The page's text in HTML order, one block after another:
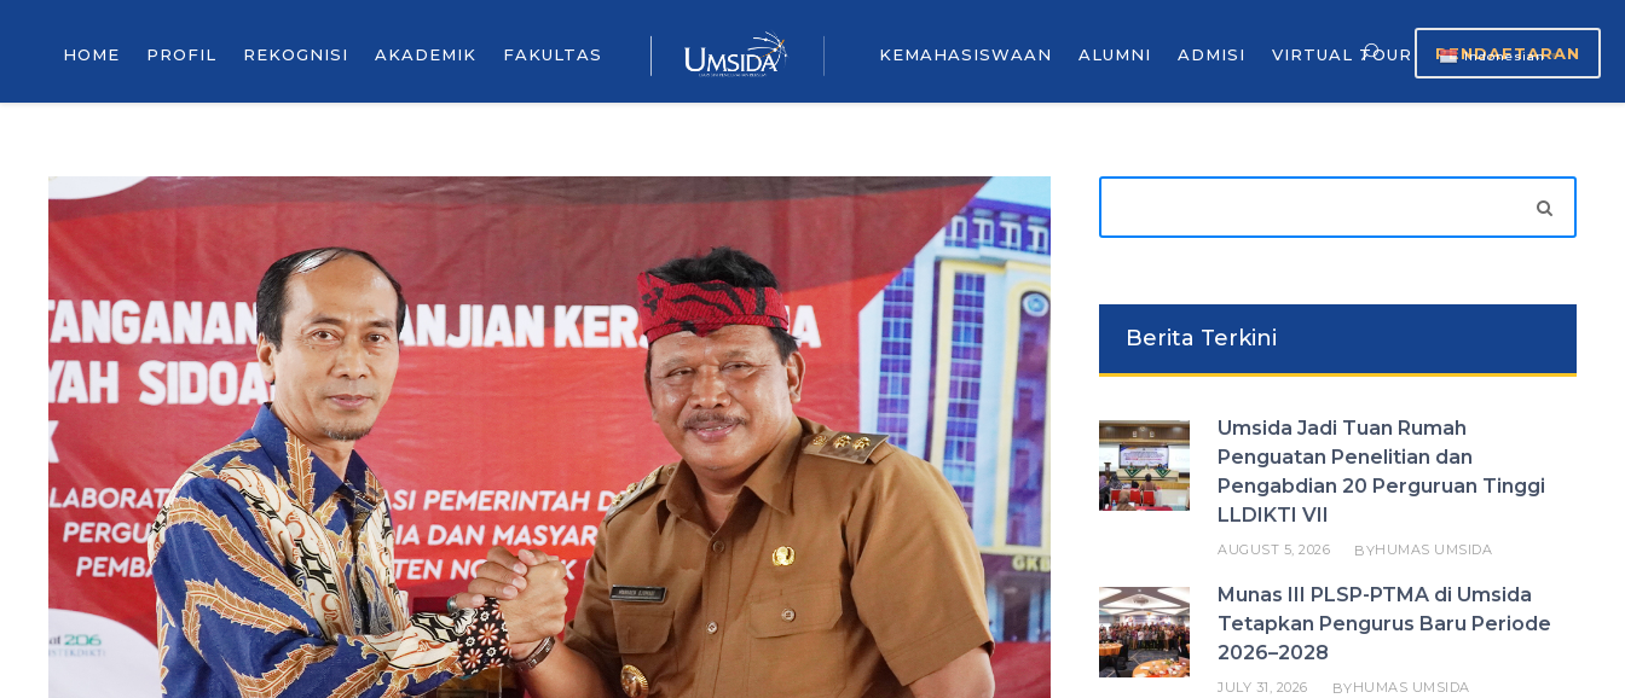
HOME PROFIL REKOGNISI AKADEMIK FAKULTAS KEMAHASISWAAN ALUMNI ADMISI VIRTUAL TOUR Indonesian ▼
PENDAFTARAN
Berita Terkini
Umsida Jadi Tuan Rumah
Penguatan Penelitian dan
Pengabdian 20 Perguruan Tinggi
LLDIKTI VII
AUGUST 5, 2026 BYHUMAS UMSIDA
Munas III PLSP-PTMA di Umsida
Tetapkan Pengurus Baru Periode
2026–2028
JULY 31, 2026 BYHUMAS UMSIDA